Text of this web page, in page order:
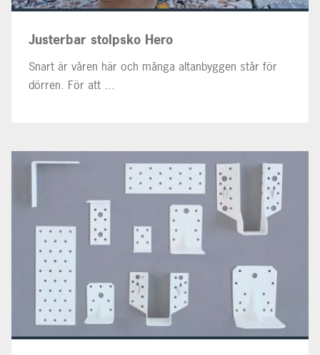
Justerbar stolpsko Hero
Snart är våren här och många altanbyggen står för
dörren. För att ...